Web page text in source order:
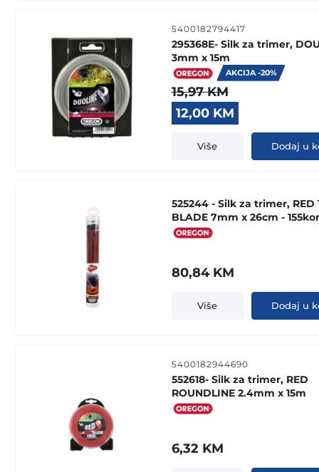
5400182794417
295368E- Silk za trimer,
3mm x 15m
AKCIJA -20%
15,97KM
Original
price
was:
12,00 KM
price
12,00 KM.
Više Dodaj u
525244 - Silk za trimer, RED
BLADE 7mm x 26cm -
80,84 KM
Više Dodaj u
5400182944690
552618- Silk za trimer, RED
ROUNDLINE 2.4mm x 15m
6,32 KM